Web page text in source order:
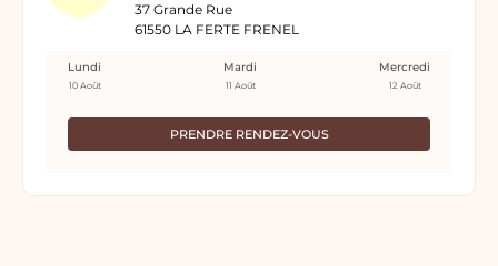
37 Grande Rue
61550 LA FERTE FRENEL
PRENDRE RENDEZ-VOUS
Lundi
10 Août
Mardi
11 Août
Mercredi
12 Août